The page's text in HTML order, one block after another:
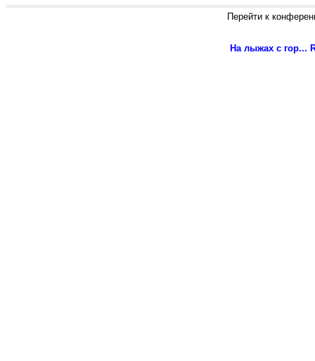
Перейти к
На лыжах с гор...